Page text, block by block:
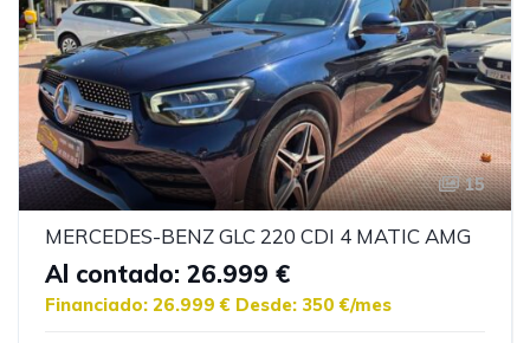
15
MERCEDES-BENZ GLC 220 CDI 4 MATIC AMG
Al contado: 26.999 €
Financiado: 26.999 € Desde: 350 €/mes